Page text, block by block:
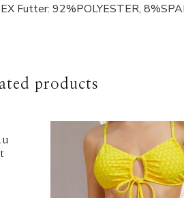
Futter: 92%POLYESTER,
products